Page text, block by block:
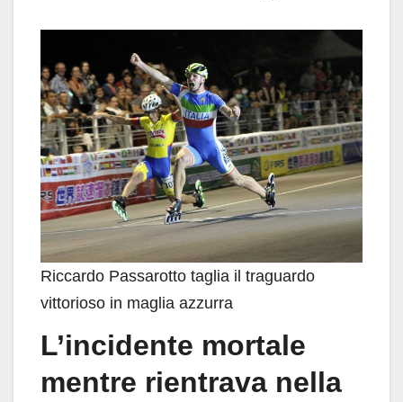
Riccardo Passarotto taglia il traguardo
vittorioso in maglia azzurra
L’incidente mortale
mentre rientrava nella